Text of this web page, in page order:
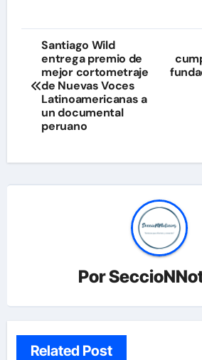
Navegación
de
entradas
Santiago Wild
entrega premio de
mejor cortometraje
de Nuevas Voces
Latinoamericanas a
un documental
peruano
Por
Related Post